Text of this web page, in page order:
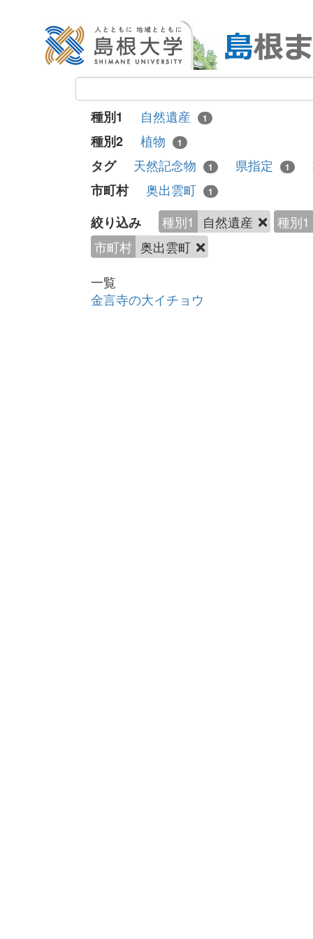
種別1 自然遺産 1
種別2 植物 1
タグ 天然記念物 1 県指定 1
市町村
奥出雲町 1
絞り込み 種別1 自然遺産
種別1
市町村 奥出雲町
一覧
金言寺の大イチョウ